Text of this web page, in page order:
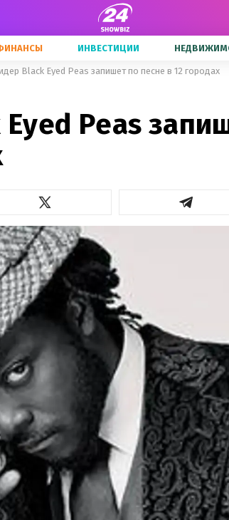
ИНВЕСТИЦИИ
Black Eyed Peas запишет по песне в 12 городах
Peas